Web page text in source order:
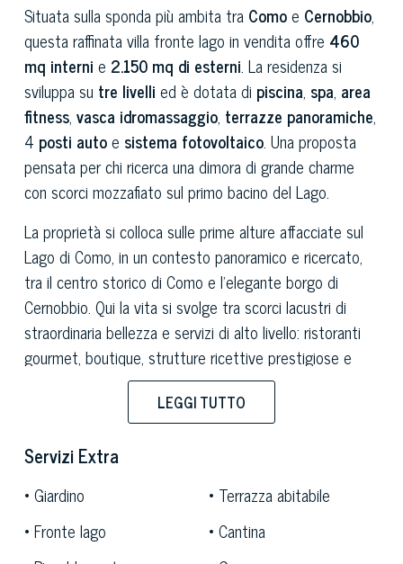
Situata sulla sponda più ambita tra Comoe Cernobbio,
questa raffinata villa fronte lago in vendita offre 460
mq interni e 2.150 mq di esterni. La residenza si
sviluppa su tre livelli ed è dotata di piscina, spa, area
fitness, vasca idromassaggio, terrazze panoramiche,
4 posti autoe sistema fotovoltaico. Una proposta
pensata per chi ricerca una dimora di grande charme
con scorci mozzafiato sul primo bacino del Lago.
La proprietà si colloca sulle prime alture affacciate sul
Lago di Como, in un contesto panoramico e ricercato,
tra il centro storico di Como e l’elegante borgo di
Cernobbio. Qui la vita si svolge tra scorci lacustri di
straordinaria bellezza e servizi di alto livello: ristoranti
gourmet, boutique, strutture ricettive prestigiose e
collegamenti comodi verso Milano e gli snodi
internazionali. L’esposizione e l’orientamento
favoriscono un’intensa luminosità naturale e
garantiscono viste aperte sul lago e sulle montagne,
rendendo la posizione un equilibrio perfetto tra privacy
e comodità.
L’architettura della villa interpreta con sobrietà il
LEGGI TUTTO
Servizi Extra
Giardino
Terrazza abitabile
Fronte lago
Cantina